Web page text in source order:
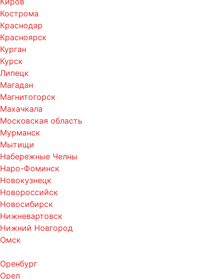
Кострома
Краснодар
Красноярск
Курган
Курск
Липецк
Магадан
Магнитогорск
Махачкала
Московская область
Мурманск
Мытищи
Набережные Челны
Наро-Фоминск
Новокузнецк
Новороссийск
Новосибирск
Нижневартовск
Нижний Новгород
Омск
Оренбург
Орел